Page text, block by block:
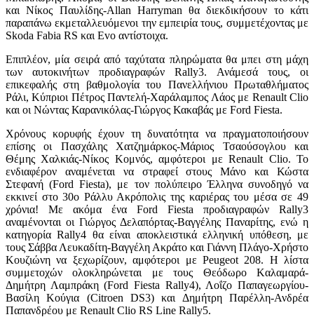
και Νίκος Παυλίδης-Allan Harryman θα διεκδικήσουν το κάτι
παραπάνω εκμεταλλευόμενοι την εμπειρία τους, συμμετέχοντας με
Skoda Fabia RS και Evo αντίστοιχα.
Επιπλέον, μία σειρά από ταχύτατα πληρώματα θα μπει στη μάχη
των αυτοκινήτων προδιαγραφών Rally3. Ανάμεσά τους, οι
επικεφαλής στη βαθμολογία του Πανελλήνιου Πρωταθλήματος
Ράλι, Κύπριοι Πέτρος Παντελή-Χαράλαμπος Λάος με Renault Clio
και οι Νώντας Καρανικόλας-Γιώργος Κακαβάς με Ford Fiesta.
Χρόνους κορυφής έχουν τη δυνατότητα να πραγματοποιήσουν
επίσης οι Πασχάλης Χατζημάρκος-Μάριος Τσαούσογλου και
Θέμης Χαλκιάς-Νίκος Κομνός, αμφότεροι μεRenault Clio. Το
ενδιαφέρον αναμένεται να στραφεί στους Μάνο και Κώστα
Στεφανή (Ford Fiesta), με τον πολύπειρο Έλληνα συνοδηγό να
εκκινεί στο 30ο Ράλλυ Ακρόπολις της καριέρας του μέσα σε 49
χρόνια! Με ακόμα ένα Ford Fiesta προδιαγραφών Rally3
αναμένονται οι Γιώργος Δελαπόρτας-Βαγγέλης Παναρίτης, ενώ η
κατηγορίαRally4 θα είναι αποκλειστικά ελληνική υπόθεση, με
τους Σάββα Λευκαδίτη-Βαγγέλη Ακράτο και Γιάννη Πλάγο-Χρήστο
Κουζιώνη να ξεχωρίζουν, αμφότεροι με Peugeot208. H λίστα
συμμετοχών ολοκληρώνεται με τους Θεόδωρο Kαλαμαρά-
Δημήτρη Λαμπράκη (Ford Fiesta Rally4), Λοΐζο Παπαγεωργίου-
Βασίλη Κούγια (Citroen DS3) και Δημήτρη Παρέλλη-Ανδρέα
Παπανδρέου με Renault Clio RS Line Rally5.